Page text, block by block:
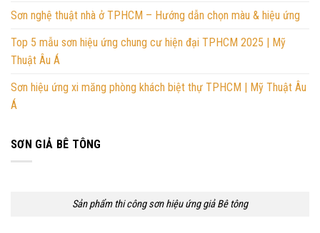
Sơn nghệ thuật nhà ở TPHCM – Hướng dẫn chọn màu & hiệu ứng
Top 5 mẫu sơn hiệu ứng chung cư hiện đại TPHCM 2025 | Mỹ
Thuật Âu Á
Sơn hiệu ứng xi măng phòng khách biệt thự TPHCM | Mỹ Thuật Âu
Á
SƠN GIẢ BÊ TÔNG
Sản phẩm thi công sơn hiệu ứng giả Bê tông